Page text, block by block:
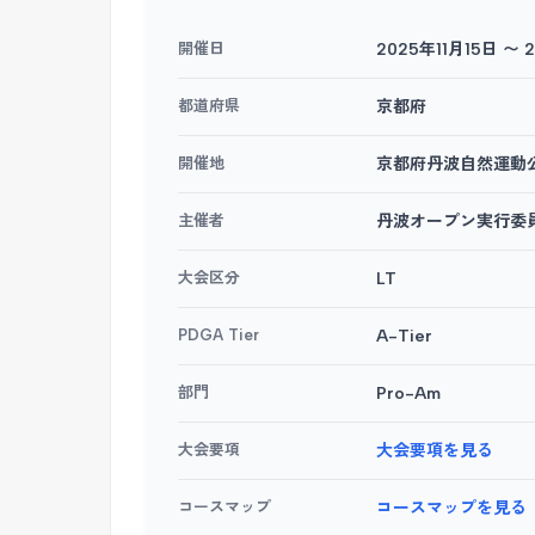
開催日 2025年11月15日 〜
都道府県 京都府
開催地 京都府丹波自然運動
主催者 丹波オープン実行委
大会区分 LT
PDGA Tier A-Tier
部門 Pro-Am
大会要項 大会要項を見る
コースマップ コースマップを見る